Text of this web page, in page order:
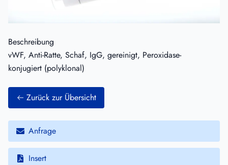
Beschreibung
vWF, Anti-Ratte, Schaf, IgG, gereinigt, Peroxidase-
konjugiert (polyklonal)
Zurück zur Übersicht
Anfrage
Insert